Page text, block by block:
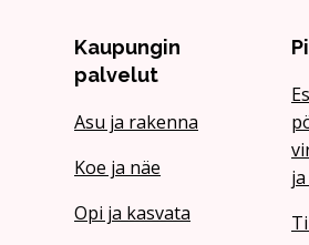
Kaupungin
palvelut
Asu ja rakenna
Koe ja näe
Opi ja kasvata